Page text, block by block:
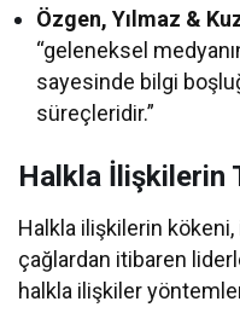
Özgen, Yılmaz &
“geleneksel
sayesinde bilgi
süreçleridir.”
Halkla İlişkilerin
Halkla ilişkilerin
çağlardan itibaren
halkla ilişkiler